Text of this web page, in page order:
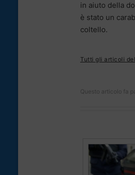
in aiuto della
è stato un
coltello.
Tutti gli articoli
Questo articolo fa